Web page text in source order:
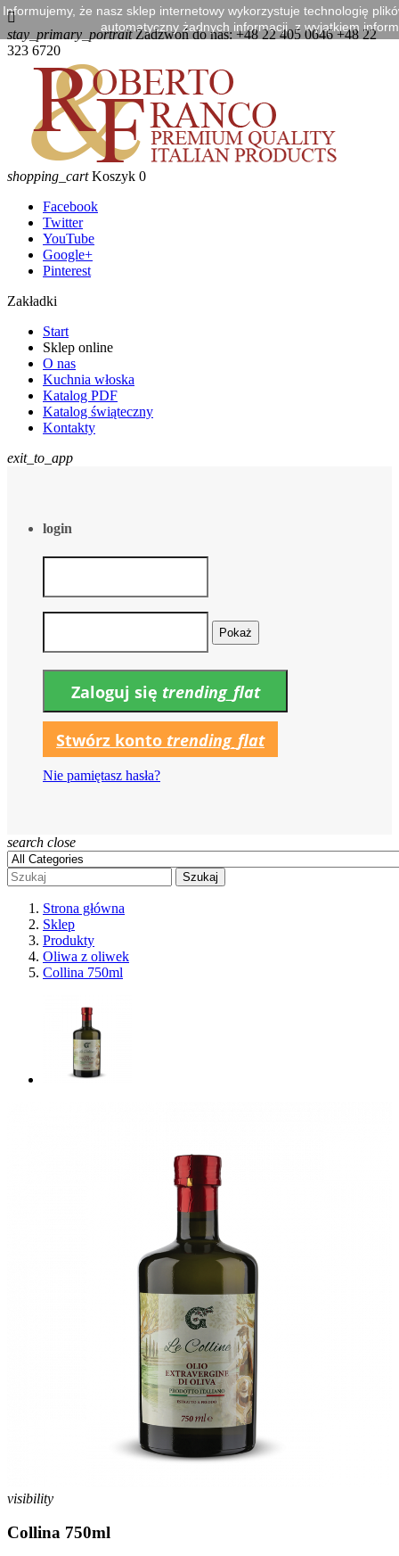

stay_primary_portraitZadzwoń do nas:+48 22 405 0646 +48 22
323 6720
shopping_cart Koszyk 0
Facebook
Twitter
YouTube
Google+
Pinterest
Zakładki
Start
Sklep online
O nas
Kuchnia włoska
Katalog PDF
Katalog świąteczny
Kontakty
exit_to_app
login
Pokaż
Zaloguj się trending_flat
Stwórz konto trending_flat
Nie pamiętasz hasła?
search close
Szukaj
Strona główna
Sklep
Produkty
Oliwa z oliwek
Collina 750ml
visibility
Collina 750ml
Informujemy, że nasz sklep internetowy wykorzystuje technologię
automatyczny żadnych informacji, z wyjątkiem